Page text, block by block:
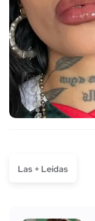
Las + Leídas